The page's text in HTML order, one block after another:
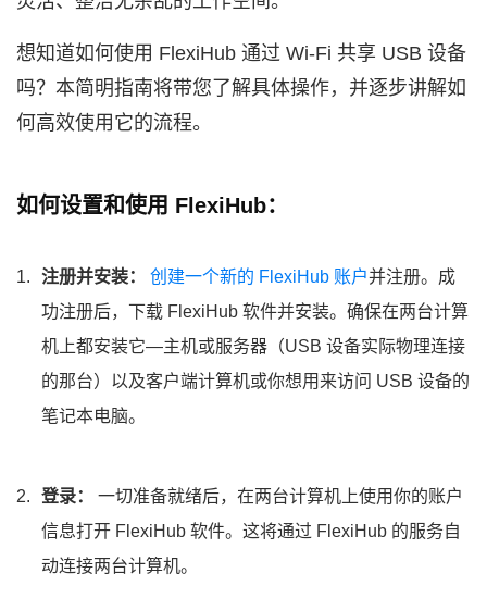
想知道如何使用 FlexiHub 通过 Wi-Fi 共享 USB 设备
吗？本简明指南将带您了解具体操作，并逐步讲解如
何高效使用它的流程。
如何设置和使用 FlexiHub：
注册并安装： 创建一个新的 FlexiHub 账户并注册。成
功注册后，下载 FlexiHub 软件并安装。确保在两台计算
机上都安装它—主机或服务器（USB 设备实际物理连接
的那台）以及客户端计算机或你想用来访问 USB 设备的
笔记本电脑。
登录：
一切准备就绪后，在两台计算机上使用你的账户
信息打开 FlexiHub 软件。这将通过 FlexiHub 的服务自
动连接两台计算机。